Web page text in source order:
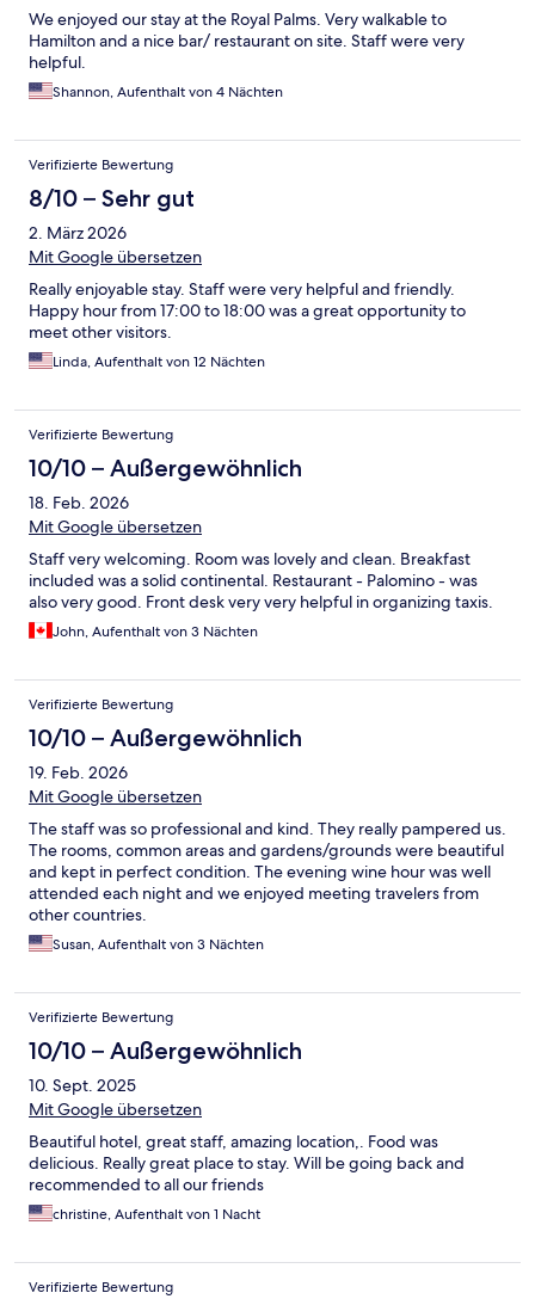
We enjoyed our stay at the Royal Palms. Very walkable to
Hamilton and a nice bar/ restaurant on site. Staff were very
helpful.
Shannon, Aufenthalt von 4 Nächten
Verifizierte Bewertung
8/10 – Sehr gut
2. März 2026
Mit Google übersetzen
Really enjoyable stay. Staff were very helpful and friendly.
Happy hour from 17:00 to 18:00 was a great opportunity to
meet other visitors.
Linda, Aufenthalt von 12 Nächten
Verifizierte Bewertung
10/10 – Außergewöhnlich
18. Feb. 2026
Mit Google übersetzen
Staff very welcoming. Room was lovely and clean. Breakfast
included was a solid continental. Restaurant - Palomino - was
also very good. Front desk very very helpful in organizing taxis.
John, Aufenthalt von 3 Nächten
Verifizierte Bewertung
10/10 – Außergewöhnlich
19. Feb. 2026
Mit Google übersetzen
The staff was so professional and kind. They really pampered us.
The rooms, common areas and gardens/grounds were beautiful
and kept in perfect condition. The evening wine hour was well
attended each night and we enjoyed meeting travelers from
other countries.
Susan, Aufenthalt von 3 Nächten
Verifizierte Bewertung
10/10 – Außergewöhnlich
10. Sept. 2025
Mit Google übersetzen
Beautiful hotel, great staff, amazing location,. Food was
delicious. Really great place to stay. Will be going back and
recommended to all our friends
christine, Aufenthalt von 1 Nacht
Verifizierte Bewertung